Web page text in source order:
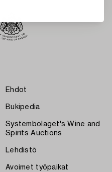
Ehdot
Bukipedia
Systembolaget's Wine and
Spirits Auctions
Lehdistö
Avoimet työpaikat